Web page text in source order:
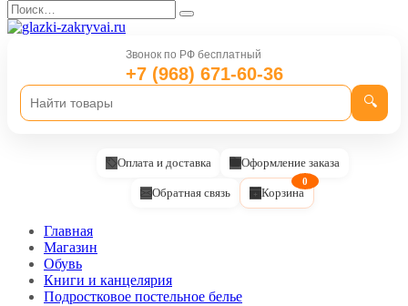
Перейти
к
содержанию
Search
for:
Звонок по РФ бесплатный
+7 (968) 671-60-36
🔍
Оплата и доставка Оформление заказа
Обратная связь Корзина
0
Главная
Магазин
Обувь
Книги и канцелярия
Подростковое постельное белье